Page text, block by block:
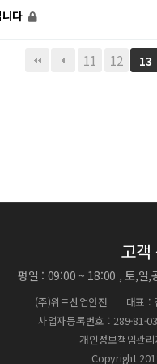
다
11 12 13
고객
평일 : 09:00 ~ 18:00 , 토,일,
(주)위드산업안전 대표 :
사업자등록번호 : 289-81-
개인정보책임관
Copyright